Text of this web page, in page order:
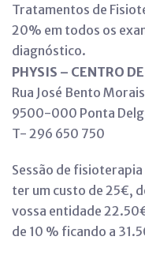
Tratamentos de
20% em todos os
diagnóstico.
PHYSIS – CENTRO
Rua José Bento
9500-000 Ponta
T- 296 650 750
Sessão de
ter um custo de 25€,
vossa entidade
de 10 % ficando a